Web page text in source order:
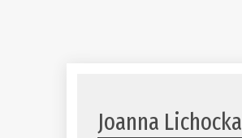
Joanna Lichocka